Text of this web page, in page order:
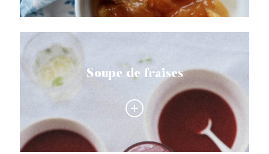
Soupe de fraises